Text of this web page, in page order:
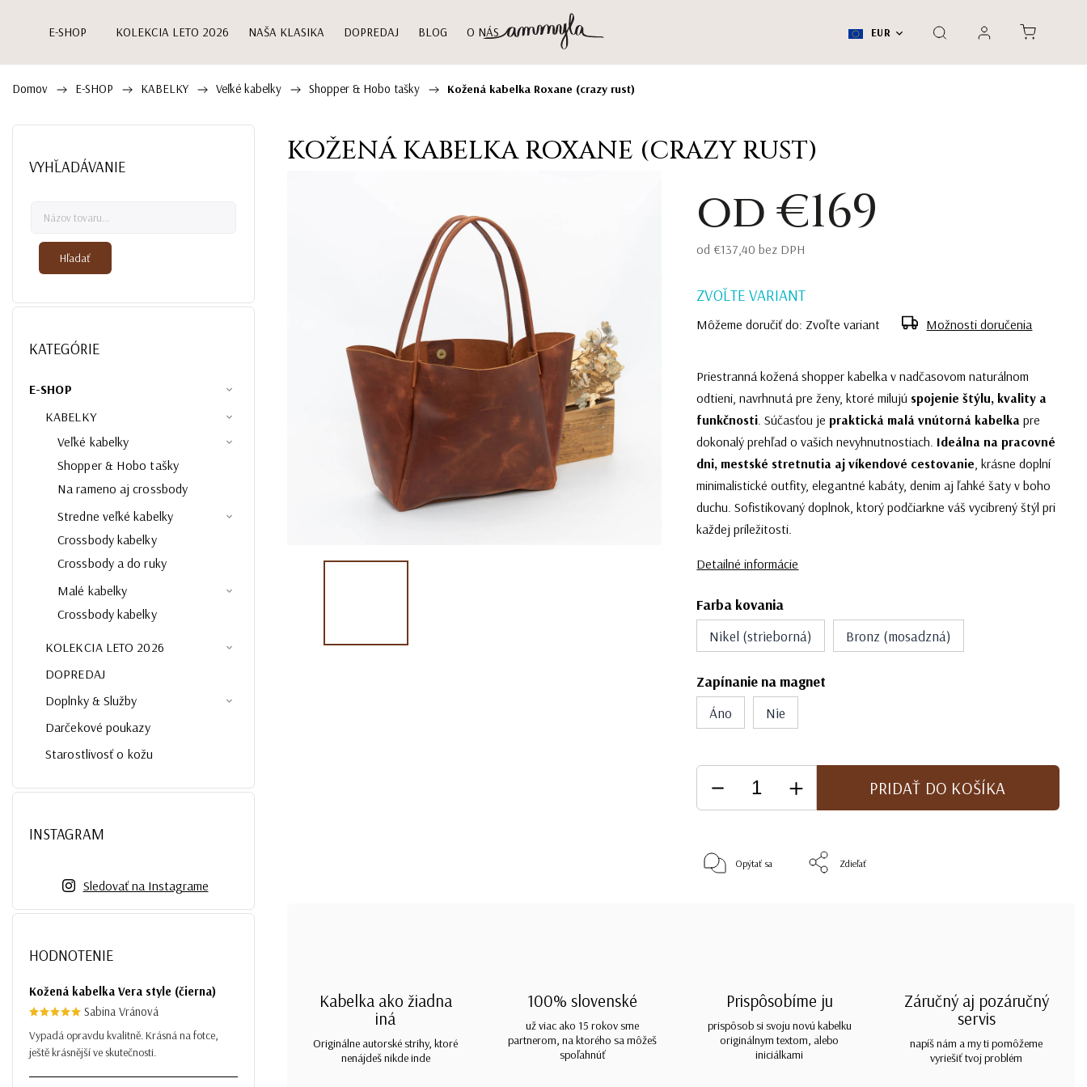
EUR
E-SHOP KOLEKCIA LETO 2026 NAŠA KLASIKA DOPREDAJ BLOG O NÁS
Domov / E-SHOP / KABELKY / Veľké kabelky / Shopper & Hobo tašky / Kožená kabelka Roxane (crazy rust)
VYHĽADÁVANIE
Hľadať
KATEGÓRIE
E-SHOP
KABELKY
Veľké kabelky
Shopper & Hobo tašky
Na rameno aj crossbody
Stredne veľké kabelky
Crossbody kabelky
Crossbody a do ruky
Malé kabelky
Crossbody kabelky
KOLEKCIA LETO 2026
DOPREDAJ
Doplnky & Služby
Darčekové poukazy
Starostlivosť o kožu
INSTAGRAM
Sledovať na Instagrame
HODNOTENIE
Kožená kabelka Vera style (čierna)
Sabina Vránová
Vypadá opravdu kvalitně. Krásná na fotce,
ještě krásnější ve skutečnosti.
KOŽENÁ KABELKA ROXANE (CRAZY RUST)
od€169
od €137,40 bez DPH
Priestranná kožená shopper kabelka v nadčasovom naturálnom
odtieni, navrhnutá pre ženy, ktoré milujú spojenie štýlu, kvality a
funkčnosti. Súčasťou je praktická malá vnútorná kabelka pre
dokonalý prehľad o vašich nevyhnutnostiach. Ideálna na pracovné
dni, mestské stretnutia aj víkendové cestovanie, krásne doplní
minimalistické outfity, elegantné kabáty, denim aj ľahké šaty v boho
duchu. Sofistikovaný doplnok, ktorý podčiarkne váš vycibrený štýl pri
každej príležitosti.
Detailné informácie
Farba kovania
Nikel (strieborná)
Bronz (mosadzná)
Zapínanie na magnet
Áno
Nie
ZVOĽTE VARIANT
Môžeme doručiť do: Zvoľte variant Možnosti doručenia
PRIDAŤ DO KOŠÍKA
Opýtať sa Zdieľať
Kabelka ako žiadna
iná
Originálne autorské strihy, ktoré
nenájdeš nikde inde
100% slovenské
už viac ako 15 rokov sme
partnerom, na ktorého sa môžeš
spoľahnúť
Prispôsobíme ju
prispôsob si svoju novú kabelku
originálnym textom, alebo
iniciálkami
Záručný aj pozáručný
servis
napíš nám a my ti pomôžeme
vyriešiť tvoj problém